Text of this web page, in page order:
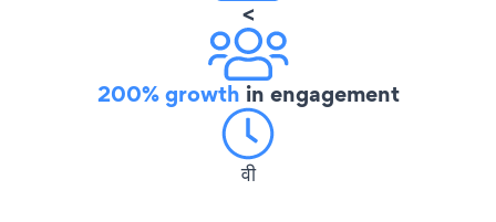
<
200% growth in engagement
वी